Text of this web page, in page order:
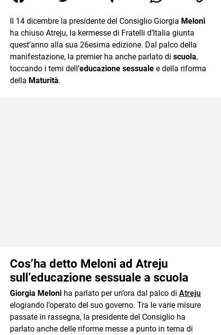
da lì non mi sono più fermata. L’attualità è il mio pane
mente.
Il 14 dicembre la presidente del Consiglio Giorgia Meloni
ha chiuso Atreju, la kermesse di Fratelli d’Italia giunta
quest’anno alla sua 26esima edizione. Dal palco della
manifestazione, la premier ha anche parlato di scuola,
toccando i temi dell’educazione sessuale e della riforma
della Maturità.
Cos’ha detto Meloni ad Atreju
sull’educazione sessuale a scuola
Giorgia Meloni ha parlato per un’ora dal palco di Atreju
elogiando l’operato del suo governo. Tra le varie misure
passate in rassegna, la presidente del Consiglio ha
parlato anche delle riforme messe a punto in tema di